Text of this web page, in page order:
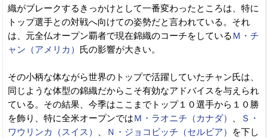
織がブレークするきっかけとして一番変わったところは、特に
トップ選手との対戦へ向けての姿勢だと言われている。それ
は、元全仏オープン覇者で現在錦織のコーチをしている Ｍ・チ
ャン（アメリカ）
氏の影響が大きい。
その小柄な体ながら世界のトップで活躍していたチャン氏は、
同じような体型の錦織だからこそ有効なアドバイスを与えられ
ている。その結果、今季はここまでトップ１０選手から１０勝
を飾り、特に全米オープンではＭ・ラオニチ（カナダ）
Ｓ・
ワウリンカ（スイス）
Ｎ・ジョコビッチ（セルビア）
を下し